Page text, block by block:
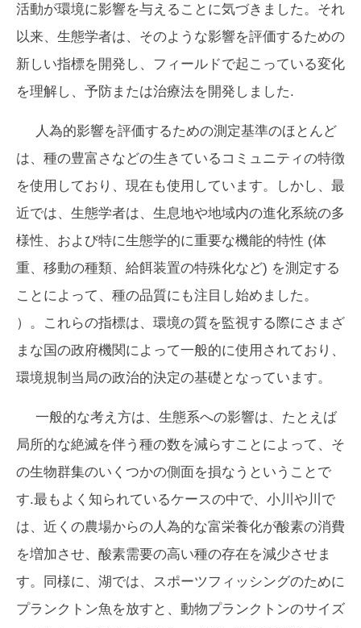
活動が環境に影響を与えることに気づきました。それ
以来、生態学者は、そのような影響を評価するための
新しい指標を開発し、フィールドで起こっている変化
を理解し、予防または治療法を開発しました.
人為的影響を評価するための測定基準のほとんど
は、種の豊富さなどの生きているコミュニティの特徴
を使用しており、現在も使用しています。しかし、最
近では、生態学者は、生息地や地域内の進化系統の多
様性、および特に生態学的に重要な機能的特性 (体
重、移動の種類、給餌装置の特殊化など) を測定する
ことによって、種の品質にも注目し始めました。
）。これらの指標は、環境の質を監視する際にさまざ
まな国の政府機関によって一般的に使用されており、
環境規制当局の政治的決定の基礎となっています。
一般的な考え方は、生態系への影響は、たとえば
局所的な絶滅を伴う種の数を減らすことによって、そ
の生物群集のいくつかの側面を損なうということで
す.最もよく知られているケースの中で、小川や川で
は、近くの農場からの人為的な富栄養化が酸素の消費
を増加させ、酸素需要の高い種の存在を減少させま
す。同様に、湖では、スポーツフィッシングのために
プランクトン魚を放すと、動物プランクトンのサイズ